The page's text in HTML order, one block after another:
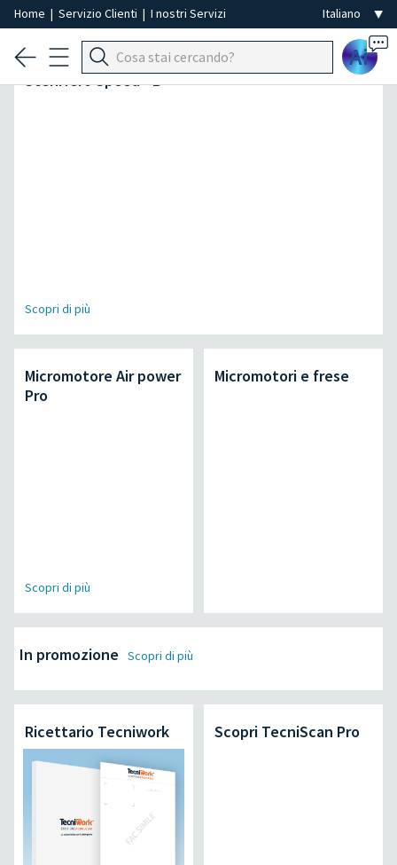
Home | Servizio Clienti | I nostri Servizi
Ai
L'autoclave più veloce della sua categoria |
SteriHero Speed+ B
Scopri di più
Micromotore Air power
Pro
Scopri di più
Micromotori e frese
In promozione Scopri di più
Ricettario Tecniwork Scopri TecniScan Pro